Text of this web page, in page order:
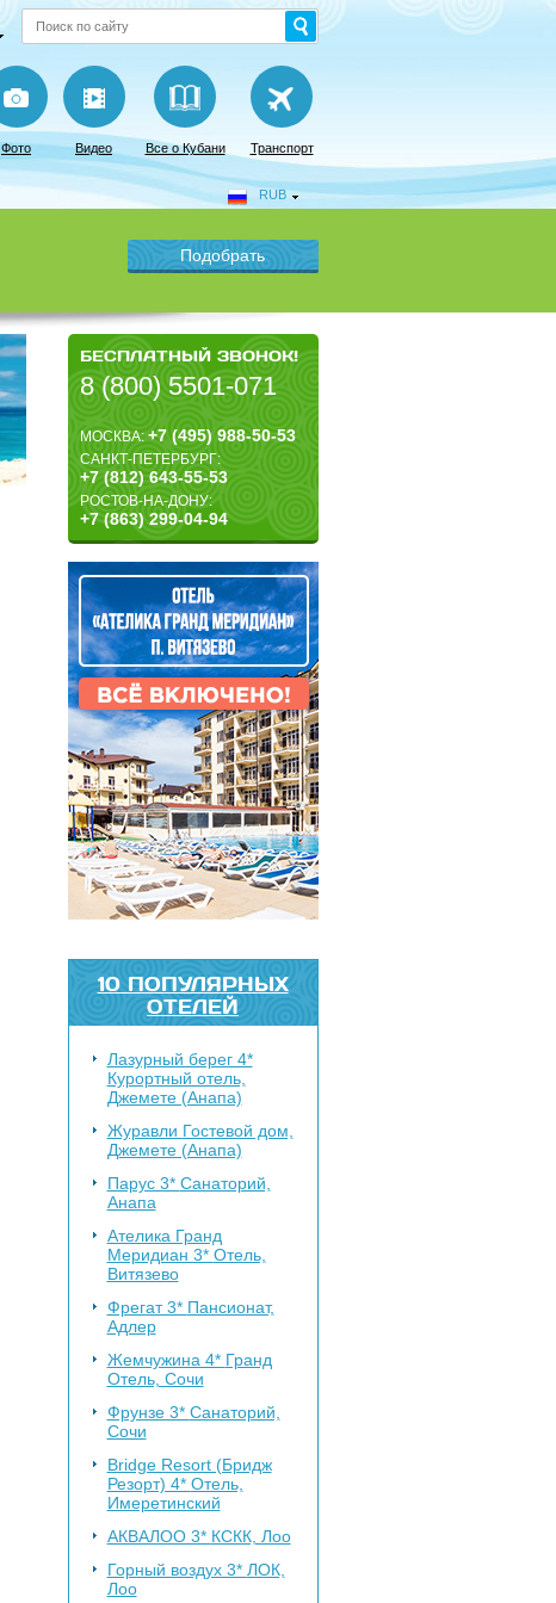
Фото Видео Все о Кубани Транспорт
RUB
БЕСПЛАТНЫЙ ЗВОНОК!
8 (800) 5501-071
МОСКВА:+7 (495) 988-50-53
САНКТ-ПЕТЕРБУРГ:
+7 (812) 643-55-53
РОСТОВ-НА-ДОНУ:
+7 (863) 299-04-94
10 ПОПУЛЯРНЫХ
ОТЕЛЕЙ
Лазурный берег 4*
Курортный отель,
Джемете (Анапа)
Журавли Гостевой дом,
Джемете (Анапа)
Парус 3* Санаторий,
Анапа
Ателика Гранд
Меридиан 3* Отель,
Витязево
Фрегат 3* Пансионат,
Адлер
Жемчужина 4* Гранд
Отель, Сочи
Фрунзе 3* Санаторий,
Сочи
Bridge Resort (Бридж
Резорт) 4* Отель,
Имеретинский
АКВАЛОО 3* КСКК, Лоо
Горный воздух 3* ЛОК,
Лоо